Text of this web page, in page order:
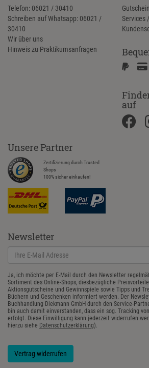
Telefon: 06021 / 30410
Schreiben auf Whatsapp: 06021 /
30410
Wir über uns
Hinweis zu Praktikumsanfragen
Services
auf
Unsere Partner
Zertifizierung durch Trusted
Shops
100% sicher einkaufen!
Newsletter
Ja, ich möchte per E-Mail durch den Newsletter
Sortiment des Online-Shops, diesbezügliche
Aktionsgutscheine und Gewinnspiele sowie Tipps und
Büchern und Geschenken informiert werden. Der
Buchhandlung Diekmann GmbH durch den Service-
bin auch damit einverstanden, dass ein sog. Tracking
erfolgt. Diese Einwilligung kann jederzeit widerrufen
hierzu siehe Datenschutzerklärung).
Vertrag widerrufen